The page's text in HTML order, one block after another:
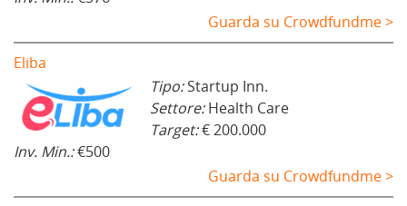
Guarda su Crowdfundme >
Eliba
Tipo:Startup Inn.
Settore:Health Care
Target:€ 200.000
Inv. Min.:€500
Guarda su Crowdfundme >